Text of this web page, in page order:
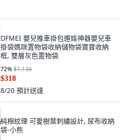
DFMEI 嬰兒推車掛包遛娃神器嬰兒車
掛袋媽咪置物袋收納儲物袋寶寶收納
框, 雙層灰色置物袋
72%$1,136
$318
8/20 預計送達
純棉紋理 可愛樹葉刺繡設計, 尿布收納
袋-小熊